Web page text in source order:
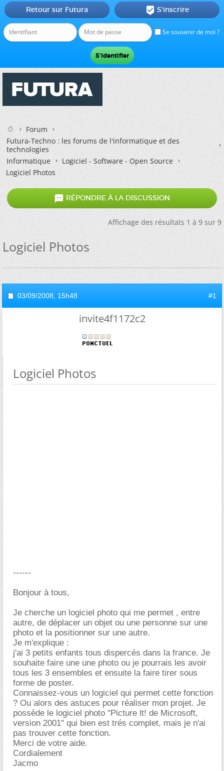
Se souvenir de moi ?
Retour sur Futura  S'inscrire
Forum
Futura-Techno : les forums de l'informatique et des
technologies
Informatique
Logiciel - Software - Open Source
Logiciel Photos
 RÉPONDRE À LA DISCUSSION
Affichage des résultats 1 à 9 sur 9
Logiciel Photos
03/09/2008, 15h48 #1
invite4f1172c2
Logiciel Photos
------
Bonjour à tous,
Je cherche un logiciel photo qui me permet , entre
autre, de déplacer un objet ou une personne sur une
photo et la positionner sur une autre.
Je m'explique :
j'ai 3 petits enfants tous dispercés dans la france. Je
souhaite faire une une photo ou je pourrais les avoir
tous les 3 ensembles et ensuite la faire tirer sous
forme de poster.
Connaissez-vous un logiciel qui permet cette fonction
? Ou alors des astuces pour réaliser mon projet. Je
possède le logiciel photo "Picture lt! de Microsoft,
version 2001" qui bien est trés complet, mais je n'ai
pas trouver cette fonction.
Merci de votre aide.
Cordialement
Jacmo